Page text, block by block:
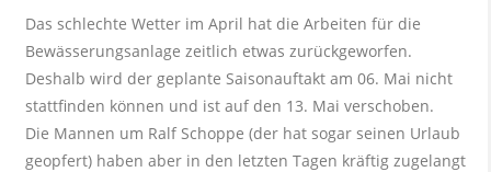
Das schlechte Wetter im April hat die Arbeiten für die
Bewässerungsanlage zeitlich etwas zurückgeworfen.
Deshalb wird der geplante Saisonauftakt am 06. Mai nicht
stattfinden können und ist auf den 13. Mai verschoben.
Die Mannen um Ralf Schoppe (der hat sogar seinen Urlaub
geopfert) haben aber in den letzten Tagen kräftig zugelangt